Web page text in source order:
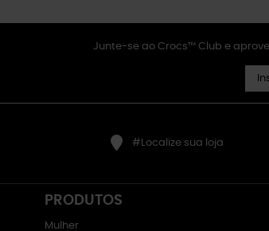
Junte-se ao Crocs™ Club e
#Localize sua loja
PRODUTOS
Mulher